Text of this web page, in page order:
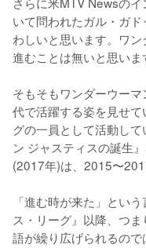
いて問われたガル・ガ
わしいと思います。ワ
進むことは無いと思いま
そもそもワンダーウー
代で活躍する姿を見せ
グの一員として活動し
ン ジャスティスの誕生
(2017年)は、2015〜
「進む時が来た」とい
ス・リーグ』以降、つ
語が繰り広げられるので